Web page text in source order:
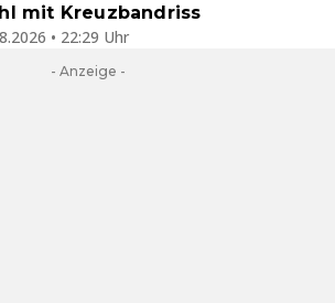
mit Kreuzbandriss
• 22:29 Uhr
- Anzeige -